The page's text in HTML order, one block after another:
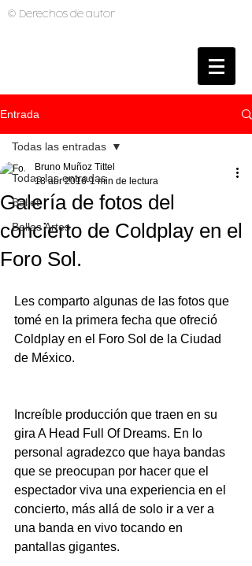
PHOTOGRAPHER
© Derechos de autor
Entrada
Todas las entradas
Ballet
Bellas Artes
Todas las entradas
Galería de fotos del
concierto de Coldplay en el
Foro Sol.
Bruno Muñoz Tittel
18 abr 2016 1 min de lectura
Les comparto algunas de las fotos que
tomé en la primera fecha que ofreció
Coldplay en el Foro Sol de la Ciudad
de México.
Increíble producción que traen en su
gira A Head Full Of Dreams. En lo
personal agradezco que haya bandas
que se preocupan por hacer que el
espectador viva una experiencia en el
concierto, más allá de solo ir a ver a
una banda en vivo tocando en
pantallas gigantes.